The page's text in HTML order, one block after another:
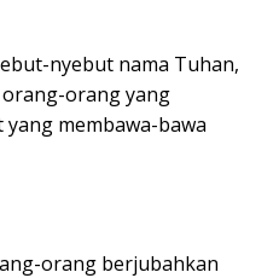
nyebut nama Tuhan,
orang yang
membawa-bawa
orang berjubahkan